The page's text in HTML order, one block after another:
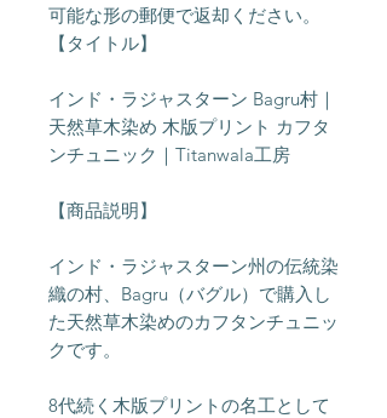
可能な形の郵便で返却ください。
【タイトル】
インド・ラジャスターン Bagru村｜
天然草木染め 木版プリント カフタ
ンチュニック｜Titanwala工房
【商品説明】
インド・ラジャスターン州の伝統染
織の村、Bagru（バグル）で購入し
た天然草木染めのカフタンチュニッ
クです。
8代続く木版プリントの名工として